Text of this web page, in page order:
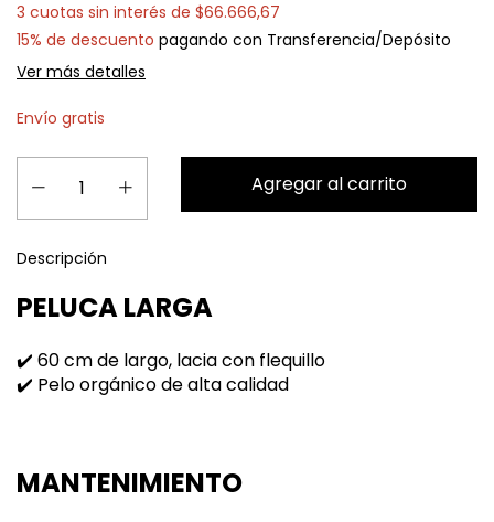
3 cuotas sin interés de $66.666,67
15% de descuento pagando con Transferencia/Depósito
Ver más detalles
Envío gratis
Descripción
PELUCA LARGA
✔️ 60 cm de largo, lacia con flequillo
✔️ Pelo orgánico de alta calidad
MANTENIMIENTO